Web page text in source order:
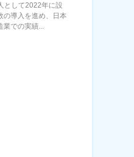
として2022年に設
の導入を進め、日本
での実績...